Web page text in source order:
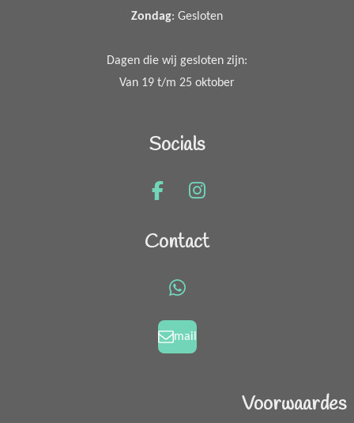
Zondag: Gesloten
Dagen die wij gesloten zijn:
Van 19 t/m 25 oktober
Socials
F
c
k
I
s
a
m
Contact
W
a
t
mail
Voorwaardes